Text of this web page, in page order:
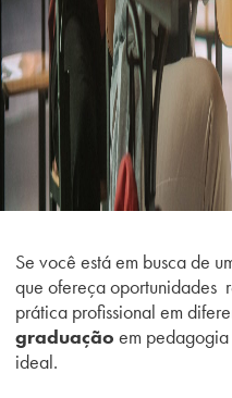
Se você está em busca de
que ofereça oportunidades
prática profissional em
graduação em pedagogia
ideal.